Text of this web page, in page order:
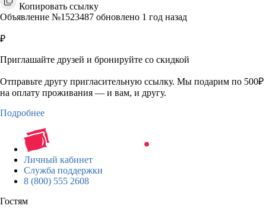
Копировать ссылку
Объявление №1523487 обновлено 1 год назад
₽
Приглашайте друзей и бронируйте со скидкой
Отправьте другу пригласительную ссылку. Мы подарим по 500₽
на оплату проживания — и вам, и другу.
Подробнее
Личный кабинет
Служба поддержки
8 (800) 555 2608
Гостям